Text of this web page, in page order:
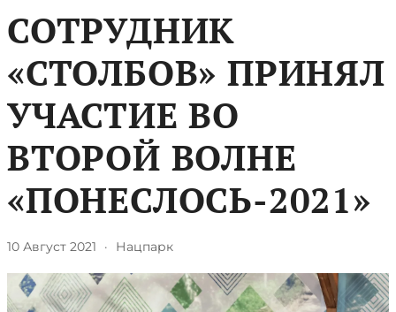
СОТРУДНИК
«СТОЛБОВ» ПРИНЯЛ
УЧАСТИЕ ВО
ВТОРОЙ ВОЛНЕ
«ПОНЕСЛОСЬ-2021»
10 Август 2021 · Нацпарк